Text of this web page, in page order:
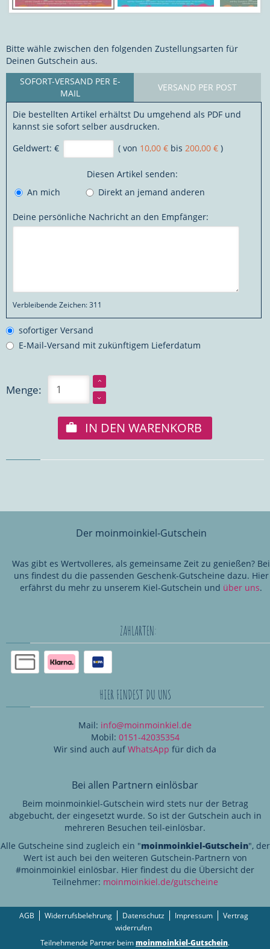
Bitte wähle zwischen den folgenden Zustellungsarten für
Deinen Gutschein aus.
SOFORT-VERSAND PER E-
MAIL
VERSAND PER POST
Die bestellten Artikel erhältst Du umgehend als PDF und
kannst sie sofort selber ausdrucken.
Geldwert: € ( von 10,00 € bis 200,00 € )
Diesen Artikel senden:
An mich
Direkt an jemand anderen
Deine persönliche Nachricht an den Empfänger:
Verbleibende Zeichen:311
sofortiger Versand
E-Mail-Versand mit zukünftigem Lieferdatum
Menge:
IN DEN WARENKORB
Der moinmoinkiel-Gutschein
Was gibt es Wertvolleres, als gemeinsame Zeit zu genießen? Bei
uns findest du die passenden Geschenk-Gutscheine dazu. Hier
erfährst du mehr zu unserem Kiel-Gutschein und über uns.
ZAHLARTEN:
HIER FINDEST DU UNS
Mail: info@moinmoinkiel.de
Mobil: 0151-42035354
Wir sind auch auf WhatsApp für dich da
Bei allen Partnern einlösbar
Beim moinmoinkiel-Gutschein wird stets nur der Betrag
abgebucht, der eingesetzt wurde. So ist der Gutschein auch in
mehreren Besuchen teil-einlösbar.
Alle Gutscheine sind zugleich ein "moinmoinkiel-Gutschein", der
Wert ist auch bei den weiteren Gutschein-Partnern von
#moinmoinkiel einlösbar. Hier findest du die Übersicht der
Teilnehmer: moinmoinkiel.de/gutscheine
AGB Widerrufsbelehrung Datenschutz Impressum
Vertrag
widerrufen
Teilnehmende Partner beimmoinmoinkiel-Gutschein.